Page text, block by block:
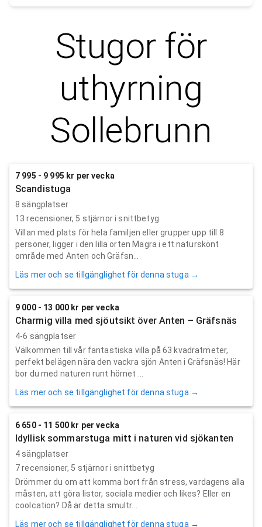
Stugor för
uthyrning
Sollebrunn
7 995 - 9 995 kr per vecka
Scandistuga
8 sängplatser
13 recensioner, 5 stjärnor i snittbetyg
Villan med plats för hela familjen eller grupper upp till 8
personer, ligger i den lilla orten Magra i ett naturskönt
område med Anten och Gräfsn...
Läs mer och se tillgänglighet för denna stuga →
9 000 - 13 000 kr per vecka
Charmig villa med sjöutsikt över Anten – Gräfsnäs
4-6 sängplatser
Välkommen till vår fantastiska villa på 63 kvadratmeter,
perfekt belägen nära den vackra sjön Anten i Gräfsnäs! Här
bor du med naturen runt hörnet ...
Läs mer och se tillgänglighet för denna stuga →
6 650 - 11 500 kr per vecka
Idyllisk sommarstuga mitt i naturen vid sjökanten
4 sängplatser
7recensioner, 5 stjärnor i snittbetyg
Drömmer du om att komma bort från stress, vardagens alla
måsten, att göra listor, sociala medier och likes? Eller en
coolcation? Då är detta smultr...
Läs mer och se tillgänglighet för denna stuga →